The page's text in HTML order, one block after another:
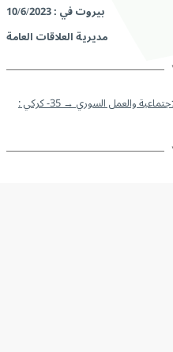
بيروت في : 10/6/2023
مديرية العلاقات العامة
→ 35- كركي :